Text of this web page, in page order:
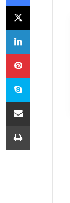
X
LinkedIn
Pinterest
Skype
E-Posta ile paylaş